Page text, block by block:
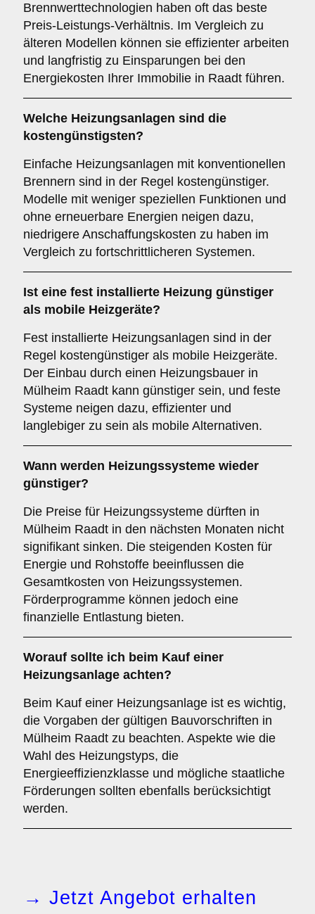
Brennwerttechnologien haben oft das beste
Preis-Leistungs-Verhältnis. Im Vergleich zu
älteren Modellen können sie effizienter arbeiten
und langfristig zu Einsparungen bei den
Energiekosten Ihrer Immobilie in Raadt führen.
Welche Heizungsanlagen sind die
kostengünstigsten?
Einfache Heizungsanlagen mit konventionellen
Brennern sind in der Regel kostengünstiger.
Modelle mit weniger speziellen Funktionen und
ohne erneuerbare Energien neigen dazu,
niedrigere Anschaffungskosten zu haben im
Vergleich zu fortschrittlicheren Systemen.
Ist eine fest installierte Heizung günstiger
als mobile Heizgeräte?
Fest installierte Heizungsanlagen sind in der
Regel kostengünstiger als mobile Heizgeräte.
Der Einbau durch einen Heizungsbauer in
Mülheim Raadt kann günstiger sein, und feste
Systeme neigen dazu, effizienter und
langlebiger zu sein als mobile Alternativen.
Wann werden Heizungssysteme wieder
günstiger?
Die Preise für Heizungssysteme dürften in
Mülheim Raadt in den nächsten Monaten nicht
signifikant sinken. Die steigenden Kosten für
Energie und Rohstoffe beeinflussen die
Gesamtkosten von Heizungssystemen.
Förderprogramme können jedoch eine
finanzielle Entlastung bieten.
Worauf sollte ich beim Kauf einer
Heizungsanlage achten?
Beim Kauf einer Heizungsanlage ist es wichtig,
die Vorgaben der gültigen Bauvorschriften in
Mülheim Raadt zu beachten. Aspekte wie die
Wahl des Heizungstyps, die
Energieeffizienzklasse und mögliche staatliche
Förderungen sollten ebenfalls berücksichtigt
werden.
→ Jetzt Angebot erhalten